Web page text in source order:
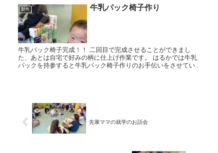
製作 牛乳パック椅子作り
牛乳パック椅子完成！！ 二回目で完成させることができまし
た、あとは自宅で好みの柄に仕上げ作業です。 はるかでは牛乳
パックを持参すると牛乳パック椅子作りのお手伝いをさせてい
先輩ママの就学のお話会